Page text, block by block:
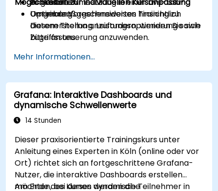
Optimale Vorgehensweisen hinsichtlich
Datenerstellung, Leistungsoptimierung sowie
Zugriffssteuerung anzuwenden.
Umgebung.
Um ein maßgeschneidertes Training zu
diesem Thema anzufordern, wenden Sie sich
bitte an uns.
Mehr Informationen...
Grafana: Interaktive Dashboards und
dynamische Schwellenwerte
14 Stunden
Dieser praxisorientierte Trainingskurs unter
Anleitung eines Experten in Köln (online oder vor
Ort) richtet sich an fortgeschrittene Grafana-
Nutzer, die interaktive Dashboards erstellen
möchten, bei denen dynamische
Am Ende des Kurses werden die Teilnehmer in